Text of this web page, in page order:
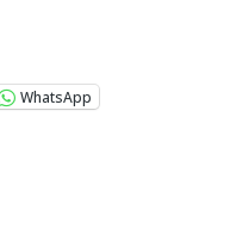
WhatsApp